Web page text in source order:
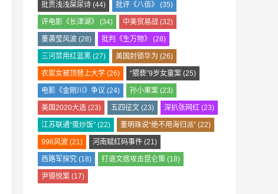
批贾浅浅屎尿诗 (44) 批评《八佰》 (35)
评电影《长津湖》 (34) 中美贸易战 (32)
董袭莹风波 (28) 批判《生万物》 (28)
三河禁用红蓝黑 (27) 美国封锁华为 (26)
农家女被顶替上大学 (26) “猥亵”9岁女童案 (25)
电影《金刚川》争议 (24) 孙小果案 (23)
美国2020大选 (23) 五四征文 (23) 深扒张网红 (23)
江苏联通“蛋炒饭” (22) 董明珠说“绝不用海归派” (22)
996风波 (21) 河南赋红码事件 (21)
西路军探究 (18) 打退文痞攻击昆仑策 (18)
尹锡悦案 (17)